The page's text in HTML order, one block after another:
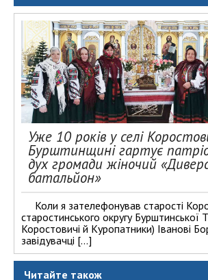
Уже 10 років у селі
Бурштинщині гартує
дух громади жіночий
батальйон»
Коли я зателефонував старості
старостинського округу Бурштинської
Коростовичі й Куропатники) Іванові
завідувачці […]
Читайте також